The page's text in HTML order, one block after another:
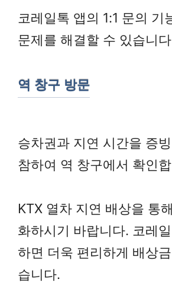
코레일톡 앱의 1:1 문의 기
문제를 해결할 수 있습니
역 창구 방문
승차권과 지연 시간을 증
참하여 역 창구에서 확인
KTX 열차 지연 배상을 통
화하시기 바랍니다. 코레
하면 더욱 편리하게 배상
습니다.